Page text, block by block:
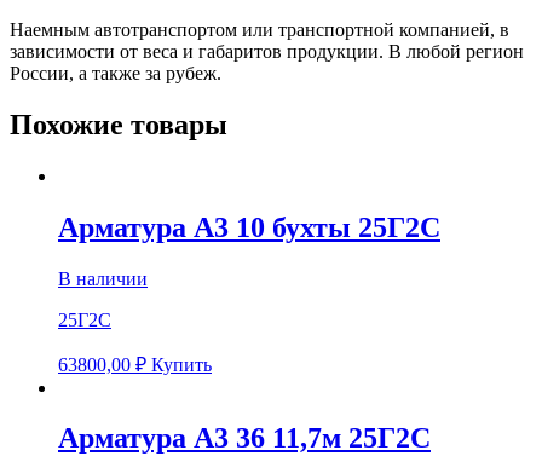
Наемным автотранспортом или транспортной компанией, в
зависимости от веса и габаритов продукции. В любой регион
России, а также за рубеж.
Похожие товары
Арматура А3 10 бухты 25Г2С
В наличии
25Г2С
63800,00 ₽ Купить
Арматура А3 36 11,7м 25Г2С